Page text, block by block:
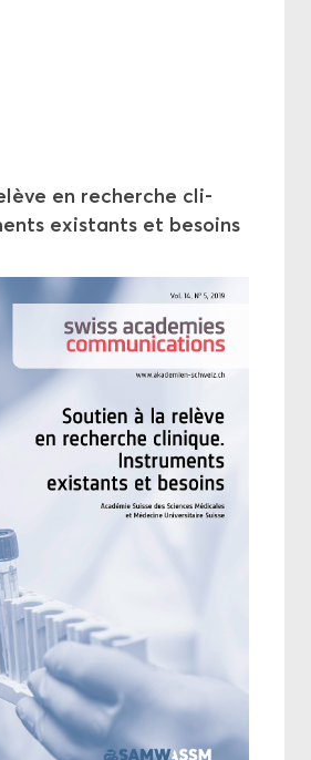
en re­cherche cli­
exis­tants et be­soins